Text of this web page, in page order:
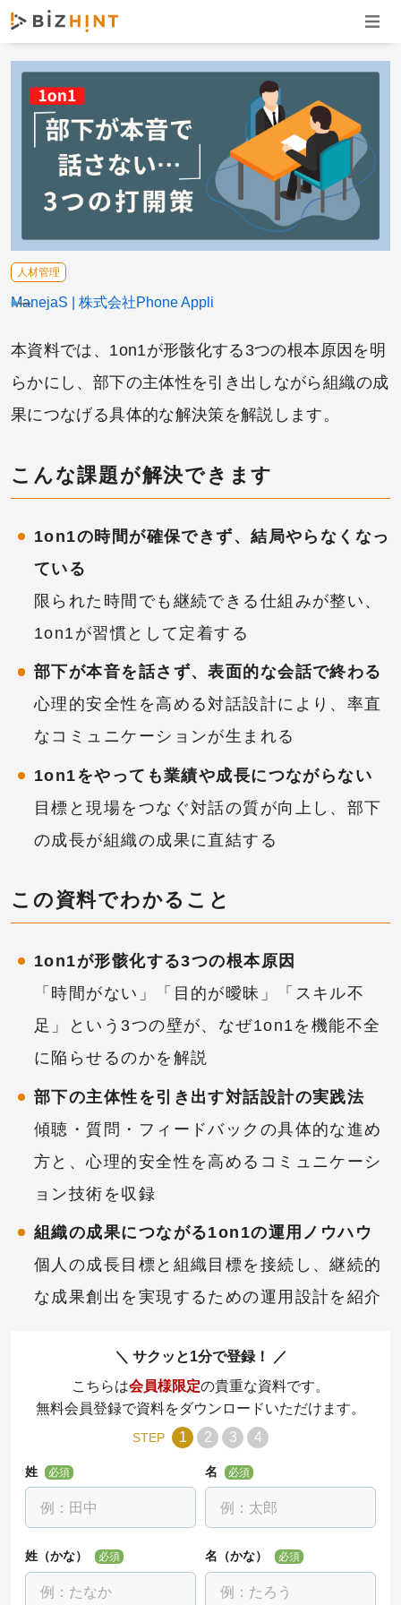
ナビ
本資料では、1on1が形骸化する3つの根本原因を明
らかにし、部下の主体性を引き出しながら組織の成
果につなげる具体的な解決策を解説します。
こんな課題が解決できます
1on1の時間が確保できず、結局やらなくなっ
ている
限られた時間でも継続できる仕組みが整い、
1on1が習慣として定着する
部下が本音を話さず、表面的な会話で終わる
心理的安全性を高める対話設計により、率直
なコミュニケーションが生まれる
1on1をやっても業績や成長につながらない
目標と現場をつなぐ対話の質が向上し、部下
の成長が組織の成果に直結する
この資料でわかること
1on1が形骸化する3つの根本原因
「時間がない」「目的が曖昧」「スキル不
足」という3つの壁が、なぜ1on1を機能不全
に陥らせるのかを解説
部下の主体性を引き出す対話設計の実践法
傾聴・質問・フィードバックの具体的な進め
方と、心理的安全性を高めるコミュニケーシ
ョン技術を収録
組織の成果につながる1on1の運用ノウハウ
個人の成長目標と組織目標を接続し、継続的
な成果創出を実現するための運用設計を紹介
人材管理
ManejaS 株式会社Phone Appli
サクッと1分で登録！
こちらは会員様限定の貴重な資料です。
無料会員登録で資料をダウンロードいただけます。
STEP 1 2 3 4
姓 必須 名 必須
姓（かな） 必須 名（かな） 必須